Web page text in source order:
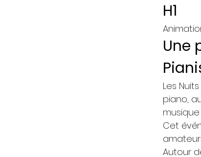
H1
Une
Les
piano,
Cet
Autour